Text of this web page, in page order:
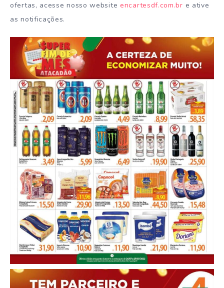
ofertas, acesse nosso website encartesdf.com.br e ative
as notificações.